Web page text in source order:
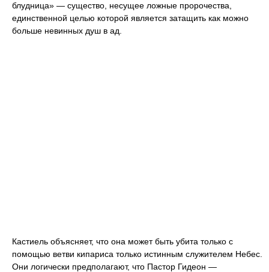
блудница» — существо, несущее ложные пророчества,
единственной целью которой является затащить как можно
больше невинных душ в ад.
Кастиель объясняет, что она может быть убита только с
помощью ветви кипариса только истинным служителем Небес.
Они логически предполагают, что Пастор Гидеон —